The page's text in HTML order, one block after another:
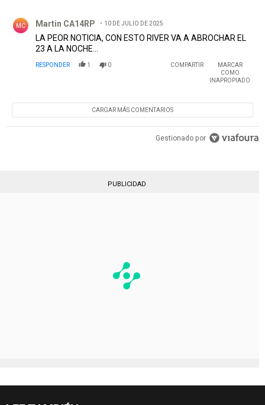
MC Martin CA14RP 10 DE JULIO DE 2025
LA PEOR NOTICIA, CON ESTO RIVER VA A ABROCHAR EL
23 A LA NOCHE...
RESPONDER 1 0 COMPARTIR
MARCAR
COMO
INAPROPIADO
CARGAR MÁS COMENTARIOS
Gestionado por
PUBLICIDAD